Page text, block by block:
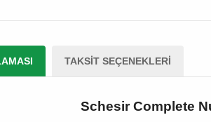
TAKSIT SEÇENEKLERI
Schesir Complete